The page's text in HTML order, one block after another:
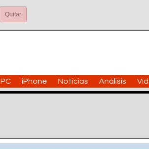
Quitar
PC iPhone Noticias Análisis